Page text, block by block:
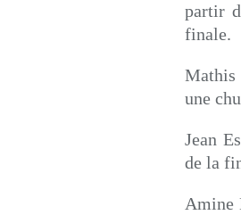
partir
finale.
Mathis
une
Jean
de la
Amine